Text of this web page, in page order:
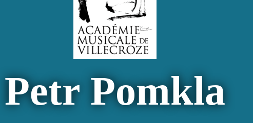
Petr Pomkla